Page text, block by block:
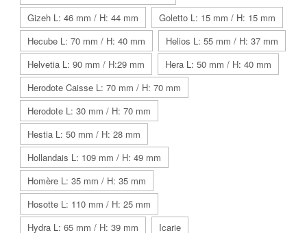
Gizeh L: 46 mm / H: 44 mm
Goletto L: 15 mm / H: 15 mm
Hecube L: 70 mm / H: 40 mm
Helios L: 55 mm / H: 37 mm
Helvetia L: 90 mm / H:29 mm
Hera L: 50 mm / H: 40 mm
Herodote Caisse L: 70 mm / H: 70 mm
Herodote L: 30 mm / H: 70 mm
Hestia L: 50 mm / H: 28 mm
Hollandais L: 109 mm / H: 49 mm
Homère L: 35 mm / H: 35 mm
Hosotte L: 110 mm / H: 25 mm
Hydra L: 65 mm / H: 39 mm
Icarie